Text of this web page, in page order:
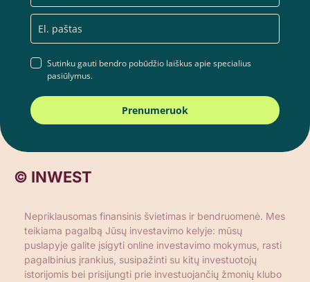
Sutinku gauti bendro pobūdžio laiškus apie specialius
pasiūlymus.
Prenumeruok
© INWEST
Nepriklausomas finansinis švietimas ir bendruomenė. Mes
teikiama pagalbą Jūsų investavimo kelyje: mūsų
puslapyje galite įsigyti online investavimo mokymus, rasti
pagalbinius įrankius, susipažinti su kitų investuotojų
istorijomis bei prisijungti prie investuojančių žmonių klubo